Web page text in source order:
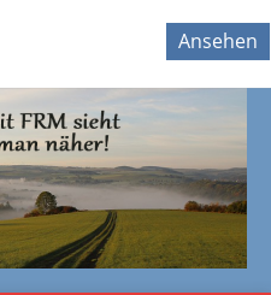
Ansehen